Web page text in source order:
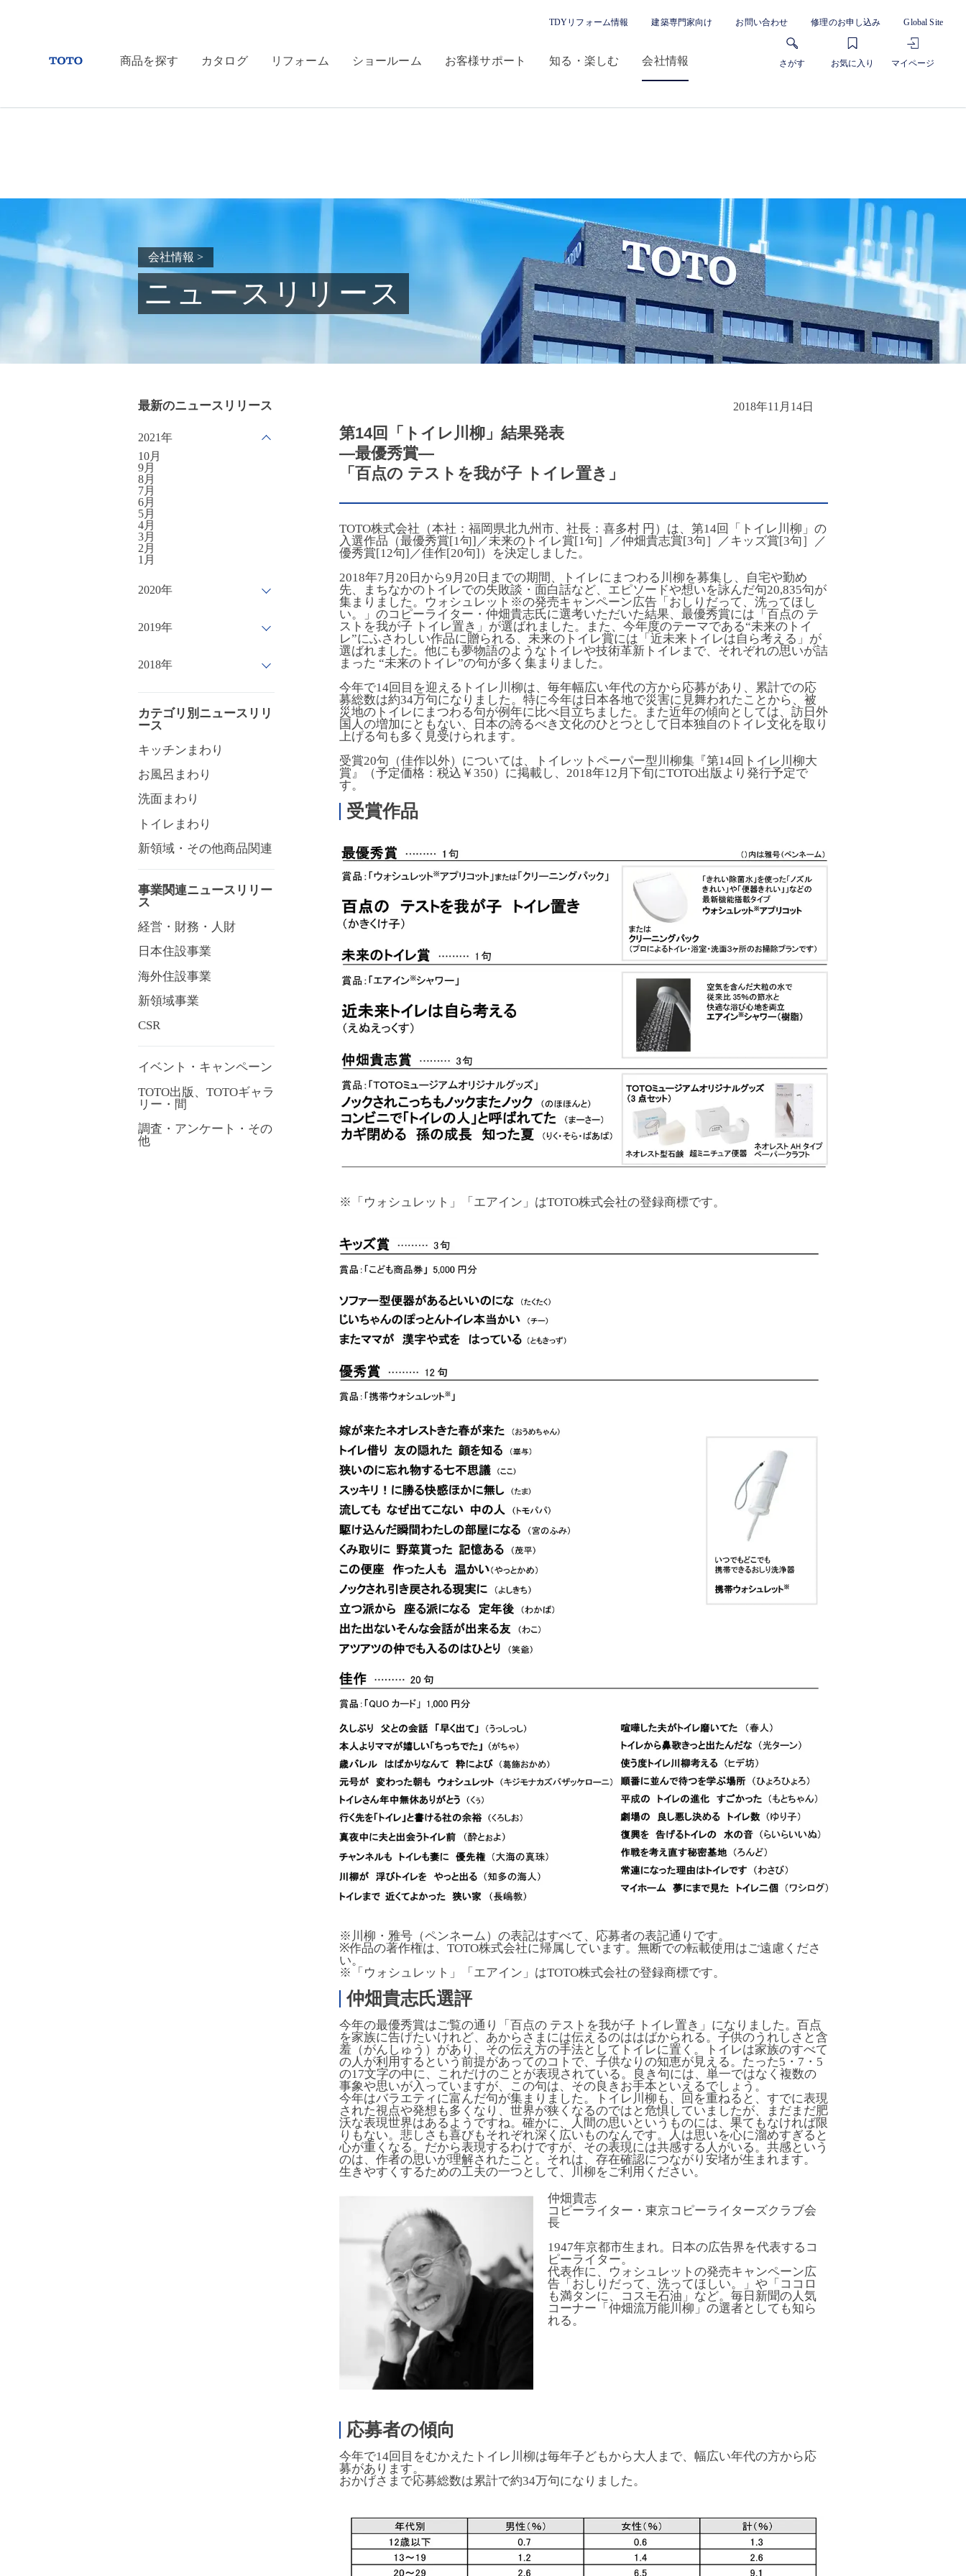
商品を探す カタログ リフォーム ショールーム お客様サポート 知る・楽しむ 会社情報 さがす お気に入り マイページ
TDYリフォーム情報 建築専門家向け お問い合わせ 修理のお申し込み Global Site
会社情報 >
ニュースリリース
2018年11月14日
第14回「トイレ川柳」結果発表
―最優秀賞―
「百点の テストを我が子 トイレ置き」
TOTO株式会社（本社：福岡県北九州市、社長：喜多村 円）は、第14回「トイレ川柳」の
入選作品（最優秀賞[1句]／未来のトイレ賞[1句］／仲畑貴志賞[3句］／キッズ賞[3句］／
優秀賞[12句]／佳作[20句]）を決定しました。
2018年7月20日から9月20日までの期間、トイレにまつわる川柳を募集し、自宅や勤め
先、まちなかのトイレでの失敗談・面白話など、エピソードや想いを詠んだ句20,835句が
集まりました。ウォシュレット ※の発売キャンペーン広告「おしりだって、洗ってほし
い。」のコピーライター・仲畑貴志氏に選考いただいた結果、最優秀賞には「百点の テ
ストを我が子 トイレ置き」が選ばれました。また、今年度のテーマである“未来のトイ
レ”にふさわしい作品に贈られる、未来のトイレ賞には「近未来トイレは自ら考える」が
選ばれました。他にも夢物語のようなトイレや技術革新トイレまで、それぞれの思いが詰
まった “未来のトイレ”の句が多く集まりました。
今年で14回目を迎えるトイレ川柳は、毎年幅広い年代の方から応募があり、累計での応
募総数は約34万句になりました。特に今年は日本各地で災害に見舞われたことから、被
災地のトイレにまつわる句が例年に比べ目立ちました。また近年の傾向としては、訪日外
国人の増加にともない、日本の誇るべき文化のひとつとして日本独自のトイレ文化を取り
上げる句も多く見受けられます。
受賞20句（佳作以外）については、トイレットペーパー型川柳集『第14回トイレ川柳大
賞』（予定価格：税込￥350）に掲載し、2018年12月下旬にTOTO出版より発行予定で
す。
受賞作品
※「ウォシュレット」「エアイン」はTOTO株式会社の登録商標です。
※川柳・雅号（ペンネーム）の表記はすべて、応募者の表記通りです。
※作品の著作権は、TOTO株式会社に帰属しています。無断での転載使用はご遠慮くださ
い。
※「ウォシュレット」「エアイン」はTOTO株式会社の登録商標です。
仲畑貴志氏選評
今年の最優秀賞はご覧の通り「百点の テストを我が子 トイレ置き」になりました。百点
を家族に告げたいけれど、あからさまには伝えるのははばかられる。子供のうれしさと含
羞（がんしゅう）があり、その伝え方の手法としてトイレに置く。トイレは家族のすべて
の人が利用するという前提があってのコトで、子供なりの知恵が見える。たった5・7・5
の17文字の中に、これだけのことが表現されている。良き句には、単一ではなく複数の
事象や思いが入っていますが、この句は、その良きお手本といえるでしょう。
今年はバラエティに富んだ句が集まりました。トイレ川柳も、回を重ねると、すでに表現
された視点や発想も多くなり、世界が狭くなるのではと危惧していましたが、まだまだ肥
沃な表現世界はあるようですね。確かに、人間の思いというものには、果てもなければ限
りもない。悲しさも喜びもそれぞれ深く広いものなんです。人は思いを心に溜めすぎると
心が重くなる。だから表現するわけですが、その表現には共感する人がいる。共感という
のは、作者の思いが理解されたこと。それは、存在確認につながり安堵が生まれます。
生きやすくするための工夫の一つとして、川柳をご利用ください。
仲畑貴志
コピーライター・東京コピーライターズクラブ会
長
1947年京都市生まれ。日本の広告界を代表するコ
ピーライター。
代表作に、ウォシュレットの発売キャンペーン広
告「おしりだって、洗ってほしい。」や「ココロ
も満タンに、コスモ石油」など。毎日新聞の人気
コーナー「仲畑流万能川柳」の選者としても知ら
れる。
応募者の傾向
今年で14回目をむかえたトイレ川柳は毎年子どもから大人まで、幅広い年代の方から応
募があります。
おかげさまで応募総数は累計で約34万句になりました。
最新のニュースリリース
2021年
10月
9月
8月
7月
6月
5月
4月
3月
2月
1月
2020年
2019年
2018年
カテゴリ別ニュースリリ
ース
キッチンまわり
お風呂まわり
洗面まわり
トイレまわり
新領域・その他商品関連
事業関連ニュースリリー
ス
経営・財務・人財
日本住設事業
海外住設事業
新領域事業
CSR
イベント・キャンペーン
TOTO出版、TOTOギャラ
リー・間
調査・アンケート・その
他